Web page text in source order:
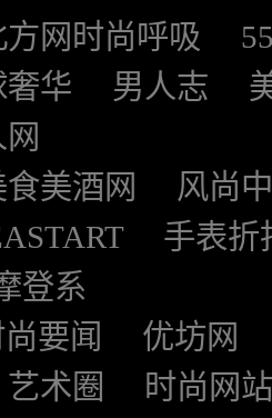
方网时尚呼吸
奢华 男人志
食美酒网
风尚
手表折
登系
要闻
优坊网
艺术圈
时尚网站